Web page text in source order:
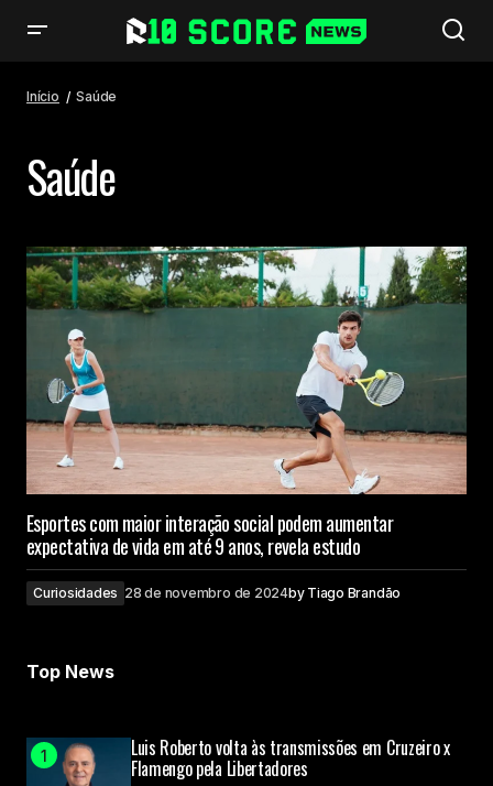
Início Saúde
Saúde
Esportes com maior interação social podem aumentar
expectativa de vida em até 9 anos, revela estudo
Curiosidades 28 de novembro de 2024by Tiago Brandão
Top News
Luis Roberto volta às transmissões em Cruzeiro x
Flamengo pela Libertadores